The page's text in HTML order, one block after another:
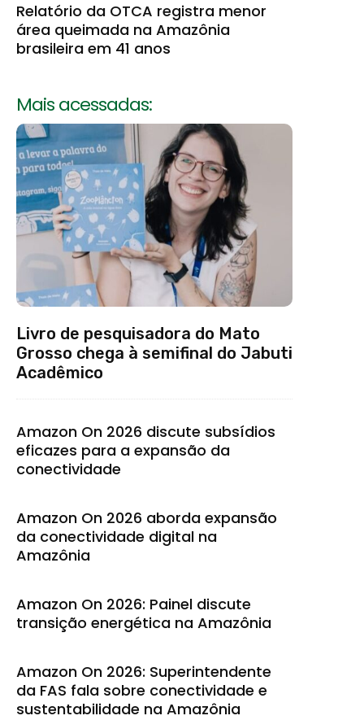
Relatório da OTCA registra menor
área queimada na Amazônia
brasileira em 41 anos
Mais acessadas:
Livro de pesquisadora do Mato
Grosso chega à semifinal do Jabuti
Acadêmico
Amazon On 2026 discute subsídios
eficazes para a expansão da
conectividade
Amazon On 2026 aborda expansão
da conectividade digital na
Amazônia
Amazon On 2026: Painel discute
transição energética na Amazônia
Amazon On 2026: Superintendente
da FAS fala sobre conectividade e
sustentabilidade na Amazônia